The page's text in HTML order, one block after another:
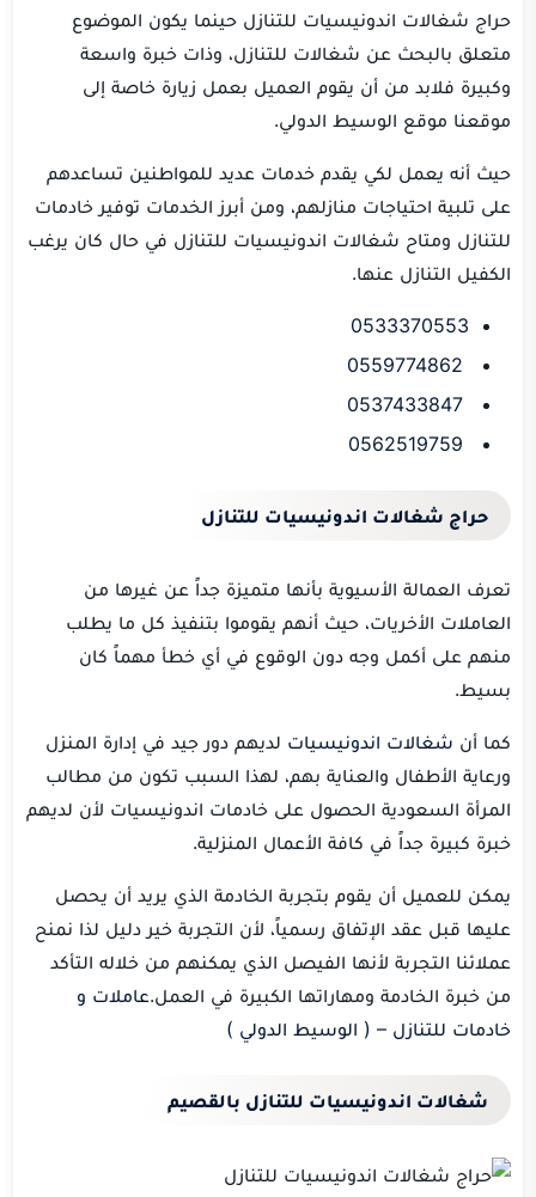
حراج شغالات اندونيسيات للتنازل حينما يكون الموضوع
متعلق بالبحث عن شغالات للتنازل، وذات خبرة واسعة
وكبيرة فلابد من أن يقوم العميل بعمل زيارة خاصة إلى
موقعنا موقع الوسيط الدولي.
حيث أنه يعمل لكي يقدم خدمات عديد للمواطنين تساعدهم
على تلبية احتياجات منازلهم، ومن أبرز الخدمات توفير خادمات
للتنازل ومتاح شغالات اندونيسيات للتنازل في حال كان يرغب
الكفيل التنازل عنها.
0533370553
حراج شغالات اندونيسيات للتنازل
تعرف العمالة الأسيوية بأنها متميزة جداً عن غيرها من
العاملات الأخريات، حيث أنهم يقوموا بتنفيذ كل ما يطلب
منهم على أكمل وجه دون الوقوع في أي خطأ مهماً كان
بسيط.
كما أن شغالات اندونيسيات لديهم دور جيد في إدارة المنزل
ورعاية الأطفال والعناية بهم، لهذا السبب تكون من مطالب
المرأة السعودية الحصول على خادمات اندونيسيات لأن لديهم
خبرة كبيرة جداً في كافة الأعمال المنزلية.
يمكن للعميل أن يقوم بتجربة الخادمة الذي يريد أن يحصل
عليها قبل عقد الإتفاق رسمياً، لأن التجربة خير دليل لذا نمنح
عملائنا التجربة لأنها الفيصل الذي يمكنهم من خلاله التأكد
من خبرة الخادمة ومهاراتها الكبيرة في العمل.عاملات و
خادمات للتنازل – ( الوسيط الدولي )
شغالات اندونيسيات للتنازل بالقصيم